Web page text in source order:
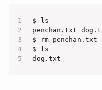
$ ls
penchan.txt
$ rm penchan.txt
$ ls
dog.txt